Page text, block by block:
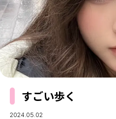
着回し
着痩せ
ビューティニュース
トレンドメイク
ベストコスメ
ヘアアレンジ・ヘアケア
スキンケア
ボディケア
SCHOOL
スクールニュース
制服コーデ
学校ヘアメイク
勉強・受験・進路
ENTERTAINMENT
エンタメニュース
なにわ男子
K-POP
LIFESTYLE
ライフスタイルニュース
JKランキング・アワード
モデルの購入品
おでかけ
JK TREND
MODELS
MODEL'S BLOG
すごい歩く
2024.05.02